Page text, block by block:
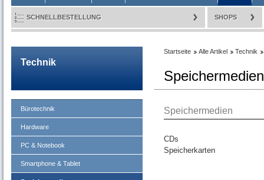
SCHNELLBESTELLUNG SHOPS
Technik
Bürotechnik
Hardware
PC & Notebook
Smartphone & Tablet
Startseite Alle Artikel Technik
Speichermedien
Speichermedien
CDs
Speicherkarten